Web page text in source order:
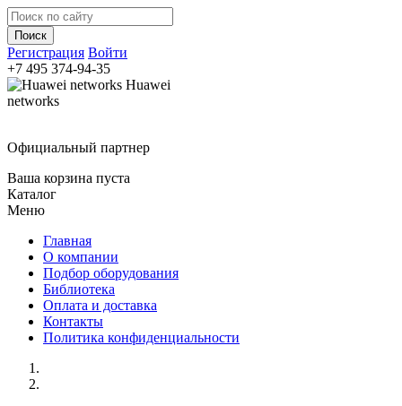
Регистрация Войти
+7 495 374-94-35
Huawei
networks
Официальный партнер
Ваша корзина пуста
Каталог
Меню
Главная
О компании
Подбор оборудования
Библиотека
Оплата и доставка
Контакты
Политика конфиденциальности